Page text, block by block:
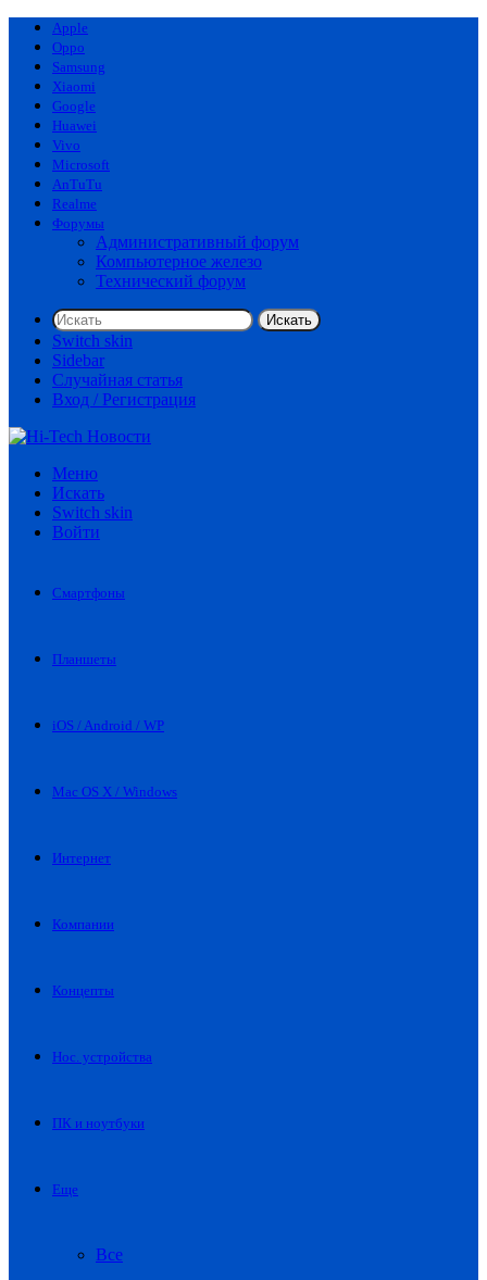
Apple
Oppo
Samsung
Xiaomi
Google
Huawei
Vivo
Microsoft
AnTuTu
Realme
Форумы
Административный форум
Компьютерное железо
Технический форум
Искать
Switch skin
Sidebar
Случайная статья
Вход / Регистрация
Меню
Искать
Switch skin
Войти
Смартфоны
Планшеты
iOS / Android / WP
Mac OS X / Windows
Интернет
Компании
Концепты
Нос. устройства
ПК и ноутбуки
Еще
Все